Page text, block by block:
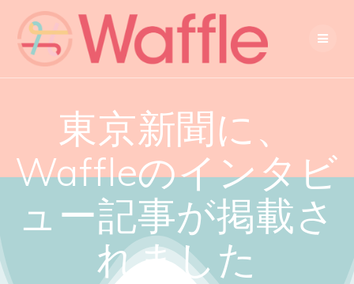
東京新聞に、
Waffleのインタビ
ュー記事が掲載さ
れました